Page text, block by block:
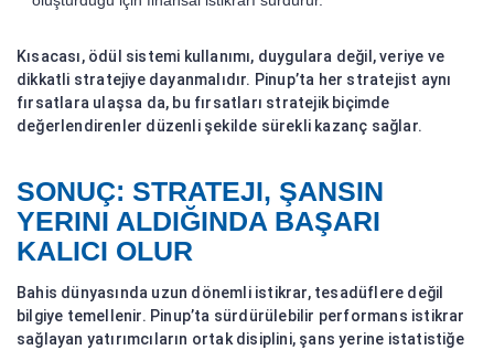
Kısacası, ödül sistemi kullanımı, duygulara değil, veriye ve
dikkatli stratejiye dayanmalıdır. Pinup’ta her stratejist aynı
fırsatlara ulaşsa da, bu fırsatları stratejik biçimde
değerlendirenler düzenli şekilde sürekli kazanç sağlar.
SONUÇ: STRATEJI, ŞANSIN
YERINI ALDIĞINDA BAŞARI
KALICI OLUR
Bahis dünyasında uzun dönemli istikrar, tesadüflere değil
bilgiye temellenir. Pinup’ta sürdürülebilir performans istikrar
sağlayan yatırımcıların ortak disiplini, şans yerine istatistiğe